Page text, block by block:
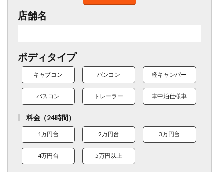
店舗名
ボディタイプ
キャブコン バンコン 軽キャンパー
バスコン トレーラー 車中泊仕様車
料金（24時間）
1万円台 2万円台 3万円台
4万円台 5万円以上